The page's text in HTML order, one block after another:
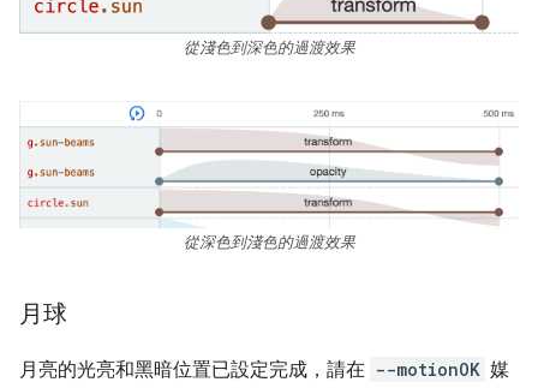
從淺色到深色的過渡效果
從深色到淺色的過渡效果
月球
月亮的光亮和黑暗位置已設定完成，請在 --motionOK 媒